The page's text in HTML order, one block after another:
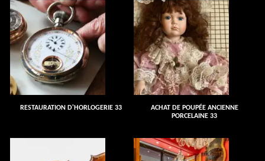
RESTAURATION D'HORLOGERIE 33
ACHAT DE POUPÉE ANCIENNE
PORCELAINE 33